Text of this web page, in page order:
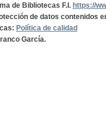
de Bibliotecas F.I. https://
de datos contenidos
Política de calidad
García.